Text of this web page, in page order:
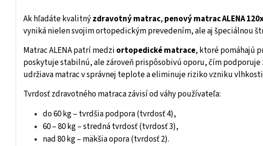
Ak hľadáte kvalitnýzdravotný matrac, penový matrac ALENA
vyniká nielen svojim ortopedickým prevedením, ale aj špeciálnou
Matrac ALENA patrí medzi ortopedické matrace, ktoré pomáhajú
poskytuje stabilnú, ale zároveň prispôsobivú oporu, čím
udržiava matrac v správnej teplote a eliminuje riziko vzniku
Tvrdosť zdravotného matraca závisí od váhy používateľa:
do 60 kg – tvrdšia podpora (tvrdosť 4),
60 – 80 kg – stredná tvrdosť (tvrdosť 3),
nad 80 kg – mäkšia opora (tvrdosť 2).